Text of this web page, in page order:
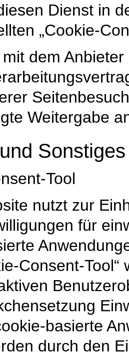
Dienst in
„Cookie-
dem Anbieter
Weitergabe
Sonstiges
Tool
nutzt zur
für
Consent-
basierte
durch den